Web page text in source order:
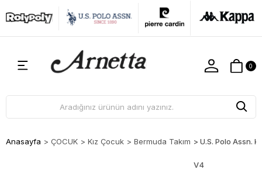
0
Anasayfa > ÇOCUK > Kız Çocuk > Bermuda Takım > U.S. Polo Assn.
V4